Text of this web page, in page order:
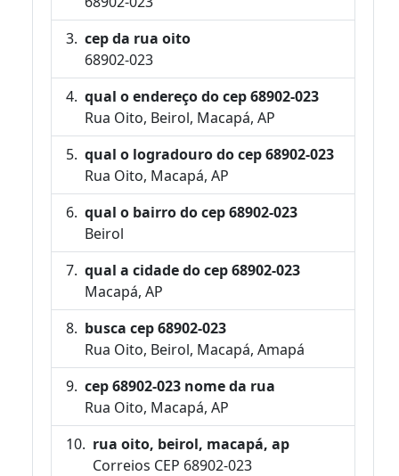
cep da rua oito
68902-023
qual o endereço do cep 68902-023
Rua Oito, Beirol, Macapá, AP
qual o logradouro do cep 68902-023
Rua Oito, Macapá, AP
qual o bairro do cep 68902-023
Beirol
qual a cidade do cep 68902-023
Macapá, AP
busca cep 68902-023
Rua Oito, Beirol, Macapá, Amapá
cep 68902-023 nome da rua
Rua Oito, Macapá, AP
rua oito, beirol, macapá, ap
Correios CEP 68902-023